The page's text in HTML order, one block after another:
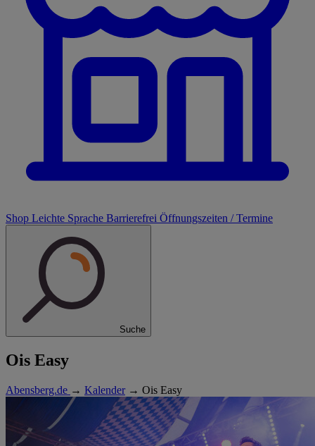
Shop Leichte Sprache Barrierefrei Öffnungszeiten / Termine
Suche
Ois Easy
Abensberg.de → Kalender → Ois Easy